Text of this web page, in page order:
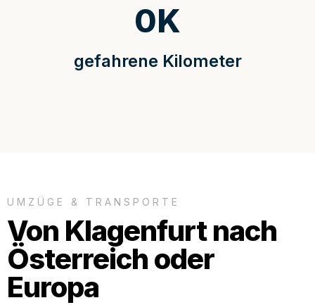
gefahrene Kilometer
0K
UMZÜGE & TRANSPORTE
Von Klagenfurt nach
Österreich oder
Europa